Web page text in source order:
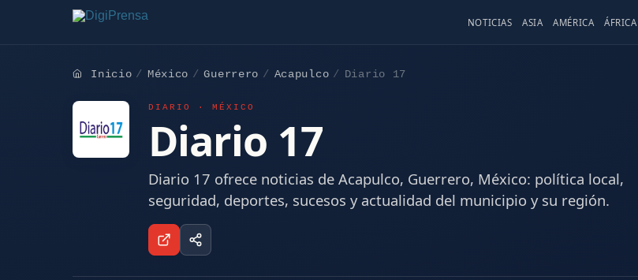
NOTICIAS ASIA AMÉRICA ÁFRICA
Inicio México Guerrero Acapulco Diario 17
DIARIO · MÉXICO
Diario 17
Diario 17 ofrece noticias de Acapulco, Guerrero, México: política local,
seguridad, deportes, sucesos y actualidad del municipio y su región.